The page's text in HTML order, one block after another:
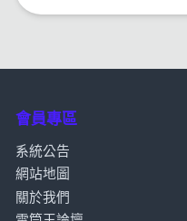
會員專區
系統公告
網站地圖
關於我們